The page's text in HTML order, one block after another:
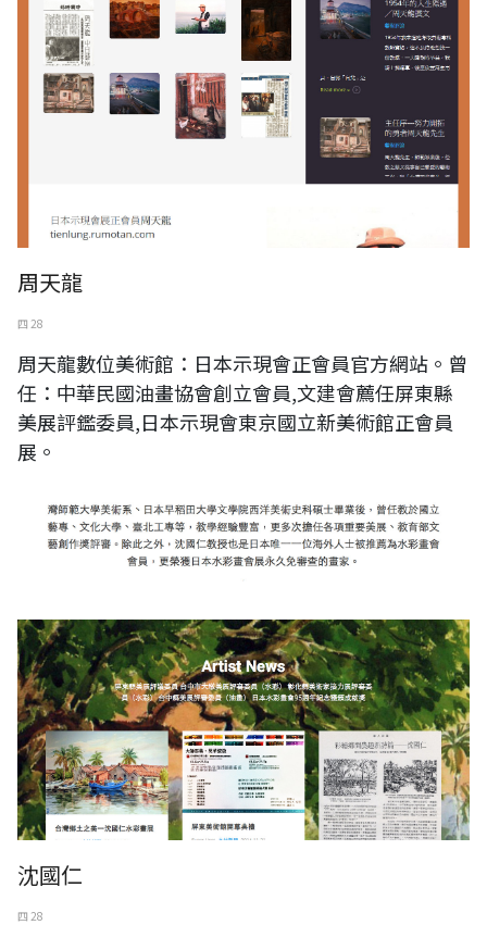
周天龍
四 28
周天龍數位美術館：日本示現會正會員官方網站。曾
任：中華民國油畫協會創立會員,文建會薦任屏東縣
美展評鑑委員,日本示現會東京國立新美術館正會員
展。
沈國仁
四 28